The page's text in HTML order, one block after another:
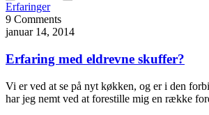
Erfaringer
9 Comments
januar 14, 2014
Erfaring med eldrevne skuffer?
Vi er ved at se på nyt køkken, og er i den
har jeg nemt ved at forestille mig en række